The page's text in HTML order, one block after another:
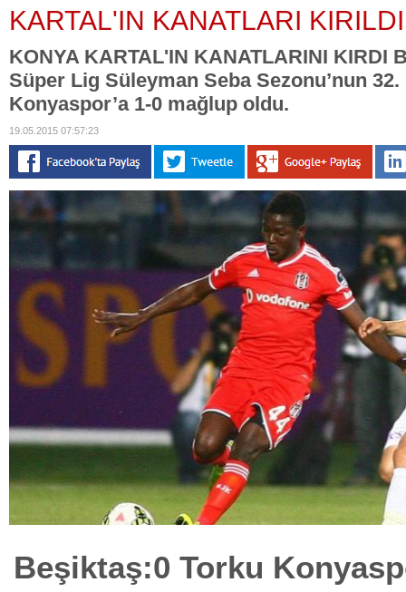
KARTAL'IN KANATLARI KIRILDI
KONYA KARTAL'IN KANATLARINI KIRDI
Süper Lig Süleyman Seba Sezonu’nun 32.
Konyaspor’a 1-0 mağlup oldu.
19.05.2015 07:57:23
Beşiktaş:0 Torku